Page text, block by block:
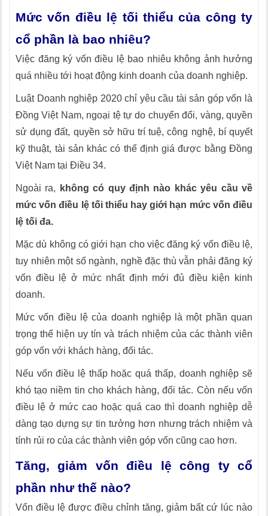
Mức vốn điều lệ tối thiểu của công ty
cổ phần là bao nhiêu?
Việc đăng ký vốn điều lệ bao nhiêu không ảnh hưởng
quá nhiều tới hoạt động kinh doanh của doanh nghiệp.
Luật Doanh nghiệp 2020 chỉ yêu cầu tài sản góp vốn là
Đồng Việt Nam, ngoại tệ tự do chuyển đổi, vàng, quyền
sử dụng đất, quyền sở hữu trí tuệ, công nghệ, bí quyết
kỹ thuật, tài sản khác có thể định giá được bằng Đồng
Việt Nam tại Điều 34.
Ngoài ra, không có quy định nào khác yêu cầu về
mức vốn điều lệ tối thiểu hay giới hạn mức vốn điều
lệ tối đa.
Mặc dù không có giới hạn cho việc đăng ký vốn điều lệ,
tuy nhiên một số ngành, nghề đặc thù vẫn phải đăng ký
vốn điều lệ ở mức nhất định mới đủ điều kiện kinh
doanh.
Mức vốn điều lệ của doanh nghiệp là một phần quan
trọng thể hiện uy tín và trách nhiệm của các thành viên
góp vốn với khách hàng, đối tác.
Nếu vốn điều lệ thấp hoặc quá thấp, doanh nghiệp sẽ
khó tạo niềm tin cho khách hàng, đối tác. Còn nếu vốn
điều lệ ở mức cao hoặc quá cao thì doanh nghiệp dễ
dàng tạo dựng sự tin tưởng hơn nhưng trách nhiệm và
tính rủi ro của các thành viên góp vốn cũng cao hơn.
Tăng, giảm vốn điều lệ công ty cổ
phần như thế nào?
Vốn điều lệ được điều chỉnh tăng, giảm bất cứ lúc nào